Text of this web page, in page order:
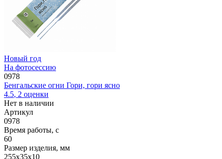
Новый год
На фотосессию
0978
Бенгальские огни Гори, гори ясно
4.5, 2 оценки
Нет в наличии
Артикул
0978
Время работы, с
60
Размер изделия, мм
255х35х10